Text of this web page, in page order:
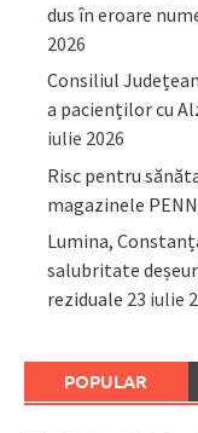
dus în eroare
2026
Consiliul
a pacienților cu
iulie 2026
Risc pentru
magazinele
Lumina,
salubritate
reziduale 23 iulie
POPULAR